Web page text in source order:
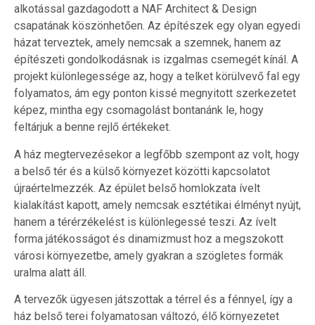
alkotással gazdagodott a NAF Architect & Design
csapatának köszönhetően. Az építészek egy olyan egyedi
házat terveztek, amely nemcsak a szemnek, hanem az
építészeti gondolkodásnak is izgalmas csemegét kínál. A
projekt különlegessége az, hogy a telket körülvevő fal egy
folyamatos, ám egy ponton kissé megnyitott szerkezetet
képez, mintha egy csomagolást bontanánk le, hogy
feltárjuk a benne rejlő értékeket.
A ház megtervezésekor a legfőbb szempont az volt, hogy
a belső tér és a külső környezet közötti kapcsolatot
újraértelmezzék. Az épület belső homlokzata ívelt
kialakítást kapott, amely nemcsak esztétikai élményt nyújt,
hanem a térérzékelést is különlegessé teszi. Az ívelt
forma játékosságot és dinamizmust hoz a megszokott
városi környezetbe, amely gyakran a szögletes formák
uralma alatt áll.
A tervezők ügyesen játszottak a térrel és a fénnyel, így a
ház belső terei folyamatosan változó, élő környezetet